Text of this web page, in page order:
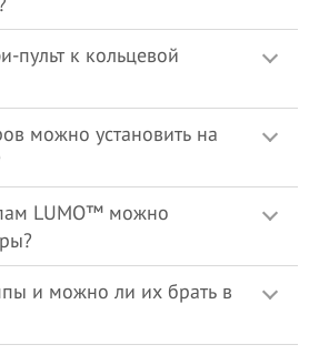
пульт к кольцевой
можно установить на
LUMO™ можно
и можно ли их брать в